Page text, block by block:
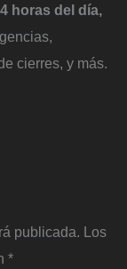
horas del día,
cierres, y más.
publicada. Los
*